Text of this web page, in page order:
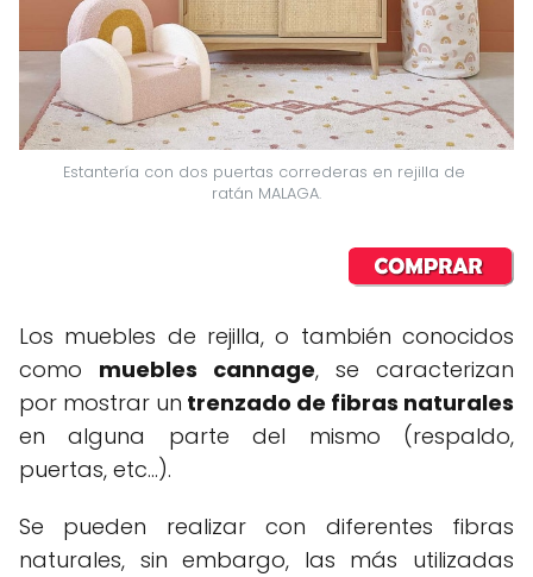
Estantería con dos puertas correderas en rejilla de
ratán MALAGA.
Los muebles de rejilla, o también conocidos
como muebles cannage, se caracterizan
por mostrar un trenzado de fibras naturales
en alguna parte del mismo (respaldo,
puertas, etc...).
Se pueden realizar con diferentes fibras
naturales, sin embargo, las más utilizadas